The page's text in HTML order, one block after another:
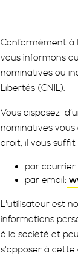
Conformément à
vous informons
nominatives ou
Libertés (CNIL).
Vous disposez
nominatives
droit, il vous suffit
par courrier
par email:
L'utilisateur est
informations
à la société et
s'opposer à cette